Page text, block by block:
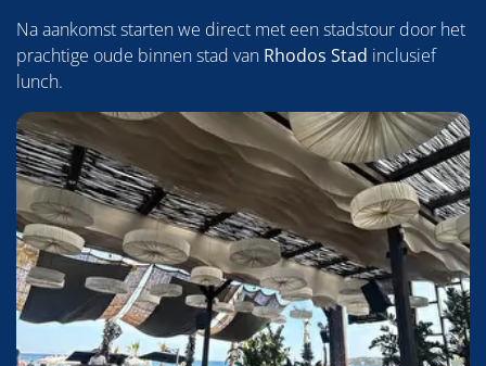
Na aankomst starten we direct met een stadstour door het
prachtige oude binnen stad van Rhodos Stad inclusief
lunch.